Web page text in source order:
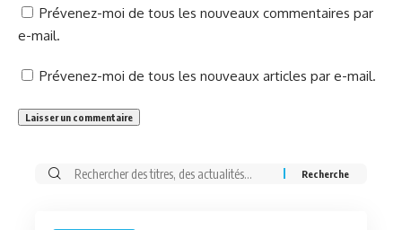
Prévenez-moi de tous les nouveaux commentaires par
e-mail.
Prévenez-moi de tous les nouveaux articles par e-mail.
Rechercher: